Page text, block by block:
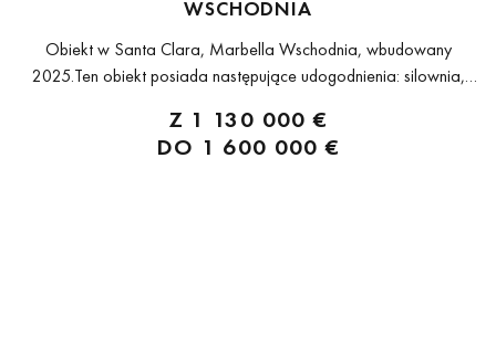
WSCHODNIA
Obiekt w Santa Clara, Marbella Wschodnia, wbudowany
2025.Ten obiekt posiada następujące udogodnienia: silownia,
osiedle zamkniete, Kryty basen, Widok na Golf, Basen odkryty,
Atrakcje w poblizu, Podgrzewane podlogi i Jacuzzi.
Z 1 130 000 €
DO 1 600 000 €